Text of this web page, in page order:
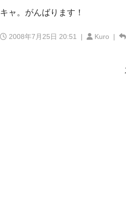
キャ。がんばります！
2008年7月25日 20:51 | Kuro |